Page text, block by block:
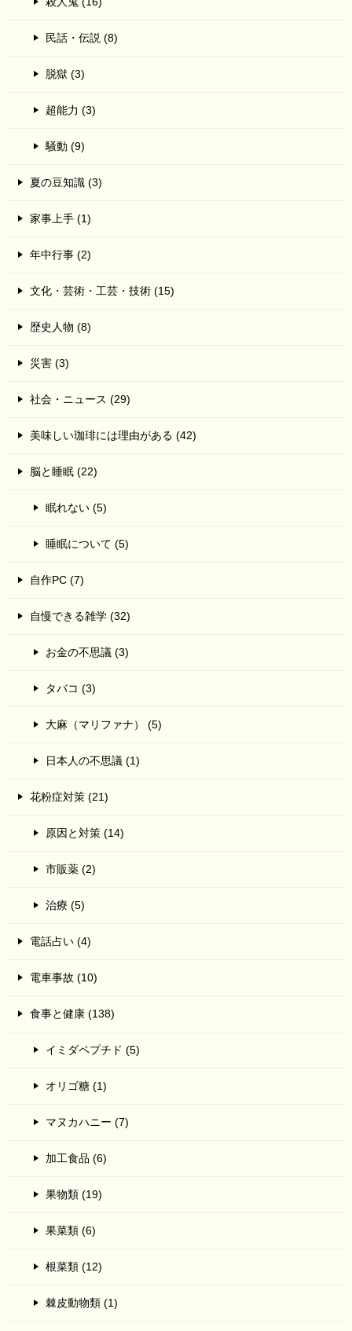
民話・伝説 (8)
脱獄 (3)
超能力 (3)
騒動 (9)
夏の豆知識 (3)
家事上手 (1)
年中行事 (2)
文化・芸術・工芸・技術 (15)
歴史人物 (8)
災害 (3)
社会・ニュース (29)
美味しい珈琲には理由がある (42)
脳と睡眠 (22)
眠れない (5)
睡眠について (5)
自作PC (7)
自慢できる雑学 (32)
お金の不思議 (3)
タバコ (3)
大麻（マリファナ） (5)
日本人の不思議 (1)
花粉症対策 (21)
原因と対策 (14)
市販薬 (2)
治療 (5)
電話占い (4)
電車事故 (10)
食事と健康 (138)
イミダペプチド (5)
オリゴ糖 (1)
マヌカハニー (7)
加工食品 (6)
果物類 (19)
果菜類 (6)
根菜類 (12)
棘皮動物類 (1)